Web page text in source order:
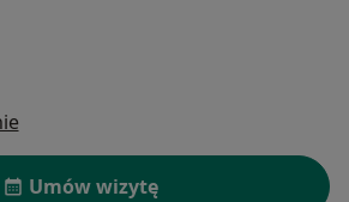
Umów wizytę